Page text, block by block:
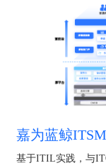
嘉为蓝鲸
基于ITIL实践，与